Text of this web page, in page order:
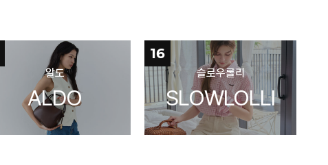
알도
ALDO
16
슬로우롤리
SLOWLOLLI